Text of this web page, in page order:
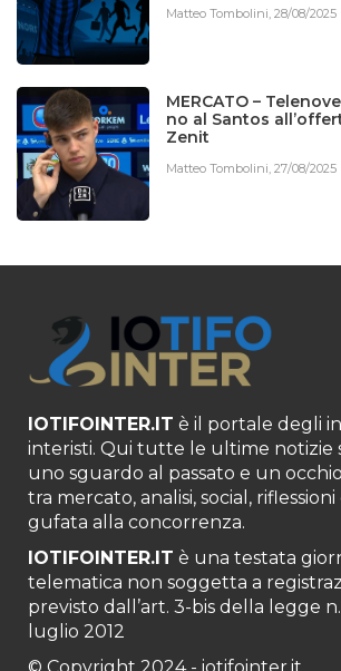
Matteo Tombolini,28/08/2025
MERCATO –
no al Santos
Zenit
Matteo Tombolini,27/08/2025
IOTIFOINTER.IT è il portale degli
interisti. Qui tutte le ultime notizie
uno sguardo al passato e un
tra mercato, analisi, social,
gufata alla concorrenza.
IOTIFOINTER.IT è una testata
telematica non soggetta a
previsto dall’art. 3-bis della legge
luglio 2012